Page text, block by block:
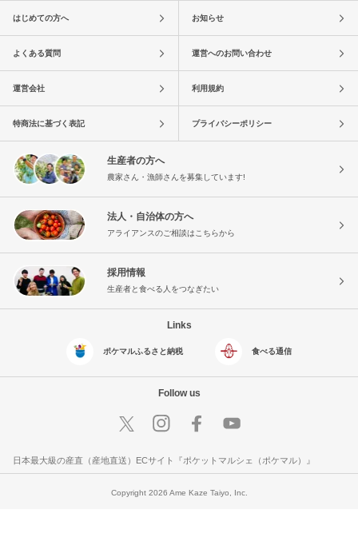
はじめての方へ お知らせ
よくある質問 運営へのお問い合わせ
運営会社 利用規約
特商法に基づく表記 プライバシーポリシー
生産者の方へ
農家さん・漁師さんを募集しています!
法人・自治体の方へ
アライアンスのご相談はこちらから
採用情報
生産者と食べる人をつなぎたい
Links
ポケマルふるさと納税 食べる通信
Follow us
日本最大級の産直（産地直送）ECサイト『ポケットマルシェ（ポケマル）』
Copyright 2026 Ame Kaze Taiyo, Inc.